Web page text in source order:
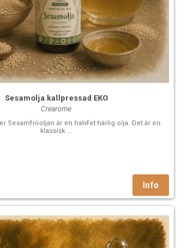
Sesamolja kallpressad EKO
Crearome
Sesamfröoljan är en halvfet härlig olja. Det är en
klassisk ...